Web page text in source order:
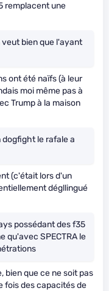
remplacent une
bien que l'ayant
ont été naïfs (à leur
moi même pas à
Trump à la maison
dogfight le rafale a
(c'était lors d'un
dégllingué
possédant des f35
qu'avec SPECTRA le
bien que ce ne soit pas
fois des capacités de